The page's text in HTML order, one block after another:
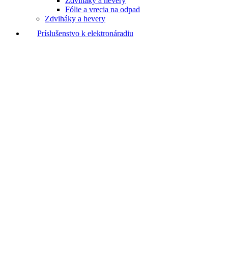
Fólie a vrecia na odpad
Zdviháky a hevery
Príslušenstvo k elektronáradiu